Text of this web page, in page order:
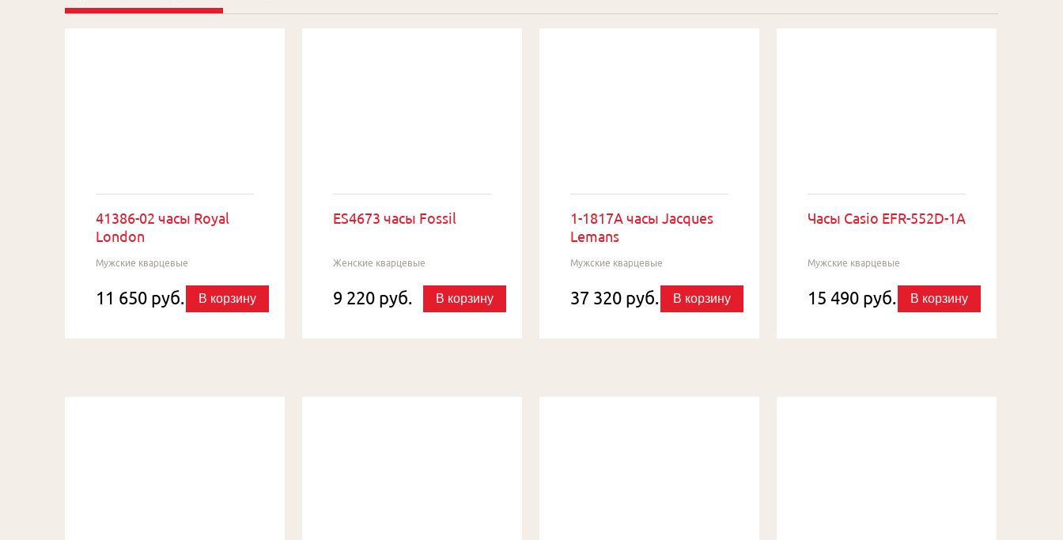
41386-02 часы Royal
London
Мужские кварцевые
11 650 руб. В корзину
ES4673 часы Fossil
Женские кварцевые
9 220 руб. В корзину
1-1817A часы Jacques
Lemans
Мужские кварцевые
37 320 руб. В корзину
Часы Casio EFR-552D-1A
Мужские кварцевые
15 490 руб. В корзину